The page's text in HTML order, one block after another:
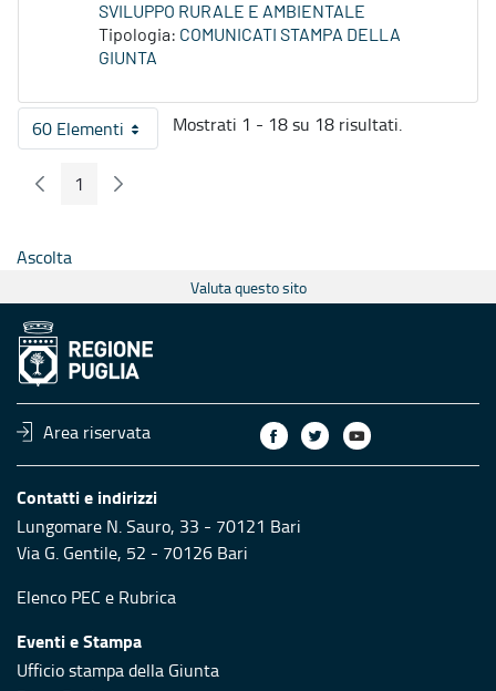
SVILUPPO RURALE E AMBIENTALE
Tipologia: COMUNICATI STAMPA DELLA
GIUNTA
60 ElementiPer pagina
Mostrati 1 - 18 su 18 risultati.
Pagina Precedente
Pagina
1 Pagina Seguente
Ascolta
Valuta questo sito
Area riservata
Contatti e indirizzi
Lungomare N. Sauro, 33 - 70121 Bari
Via G. Gentile, 52 - 70126 Bari
Elenco PEC e Rubrica
Eventi e Stampa
Ufficio stampa della Giunta